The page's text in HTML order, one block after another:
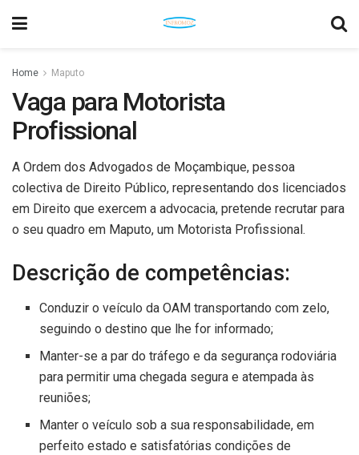
Home Maputo
Vaga para Motorista
Profissional
A Ordem dos Advogados de Moçambique, pessoa
colectiva de Direito Público, representando dos licenciados
em Direito que exercem a advocacia, pretende recrutar para
o seu quadro em Maputo, um Motorista Profissional.
Descrição de competências:
Conduzir o veículo da OAM transportando com zelo,
seguindo o destino que lhe for informado;
Manter-se a par do tráfego e da segurança rodoviária
para permitir uma chegada segura e atempada às
reuniões;
Manter o veículo sob a sua responsabilidade, em
perfeito estado e satisfatórias condições de